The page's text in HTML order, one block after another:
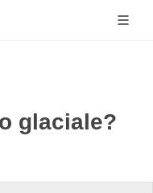
glaciale?